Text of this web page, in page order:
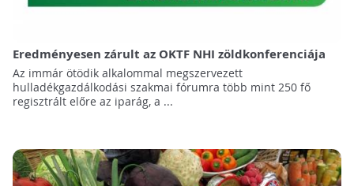
Eredményesen zárult az OKTF NHI zöldkonferenciája
Az immár ötödik alkalommal megszervezett
hulladékgazdálkodási szakmai fórumra több mint 250 fő
regisztrált előre az iparág, a ...